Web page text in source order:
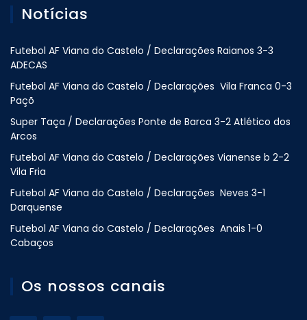
Notícias
Futebol AF Viana do Castelo / Declarações Raianos 3-3
ADECAS
Futebol AF Viana do Castelo / Declarações Vila Franca 0-3
Paçõ
Super Taça / Declarações Ponte de Barca 3-2 Atlético dos
Arcos
Futebol AF Viana do Castelo / Declarações Vianense b 2-2
Vila Fria
Futebol AF Viana do Castelo / Declarações Neves 3-1
Darquense
Futebol AF Viana do Castelo / Declarações Anais 1-0
Cabaços
Os nossos canais